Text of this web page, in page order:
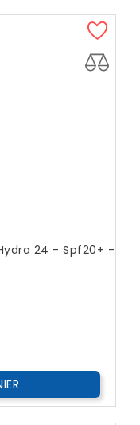
24 - Spf20+ -